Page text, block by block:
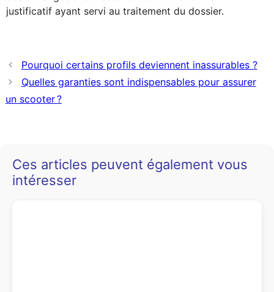
justificatif ayant servi au traitement du dossier.
Pourquoi certains profils deviennent inassurables ?
Quelles garanties sont indispensables pour assurer
un scooter ?
Ces articles peuvent également vous
intéresser